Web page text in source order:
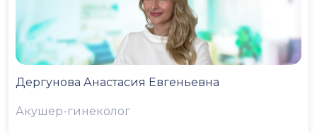
Дергунова Анастасия Евгеньевна
Акушер-гинеколог